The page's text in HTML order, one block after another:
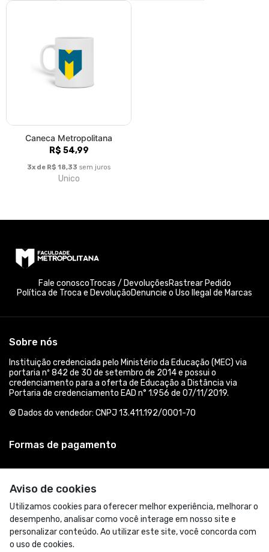
Caneca Metropolitana
R$ 54,99
3x de R$ 18,33 sem juros
Unico
Aviso de cookies
Utilizamos cookies para oferecer melhor experiência, melhorar o
desempenho, analisar como você interage em nosso site e
personalizar conteúdo. Ao utilizar este site, você concorda com
o uso de cookies.
Fale conoscoTrocas / DevoluçõesRastrear Pedido
Política de Troca e DevoluçãoDenuncie o Uso Ilegal de Marcas
Sobre nós
Instituição credenciada pelo Ministério da Educação (MEC) via
portaria nº 842 de 30 de setembro de 2014 e possui o
credenciamento para a oferta de Educação a Distância via
Portaria de credenciamento EAD n° 1.956 de 07/11/2019.
© Dados do vendedor: CNPJ 13.411.192/0001-70
Formas de pagamento